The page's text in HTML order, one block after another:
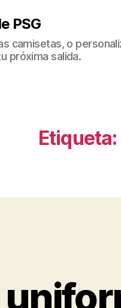
PSG
camisetas, o
próxima salida.
Etiqueta: